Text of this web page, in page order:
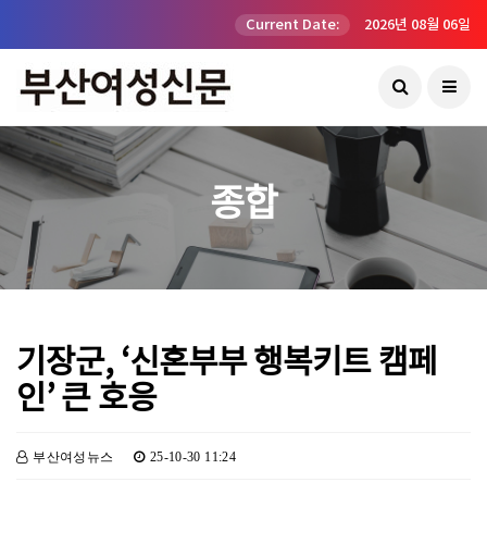
Current Date: 2026년 08월 06일
종합
기장군, ‘신혼부부 행복키트 캠페
인’ 큰 호응
부산여성뉴스 25-10-30 11:24